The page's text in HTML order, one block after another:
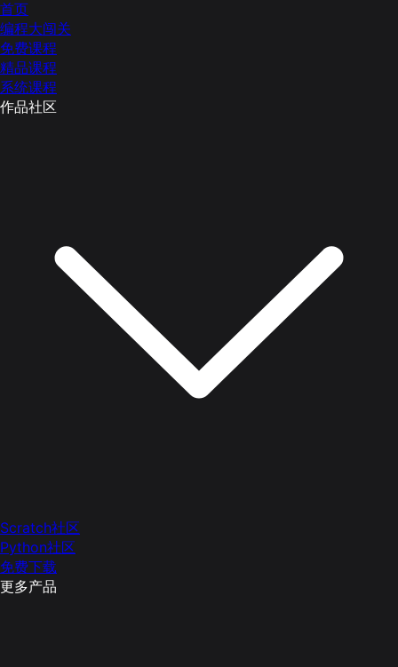
首页
编程大闯关
免费课程
精品课程
系统课程
作品社区
Scratch社区
Python社区
免费下载
更多产品